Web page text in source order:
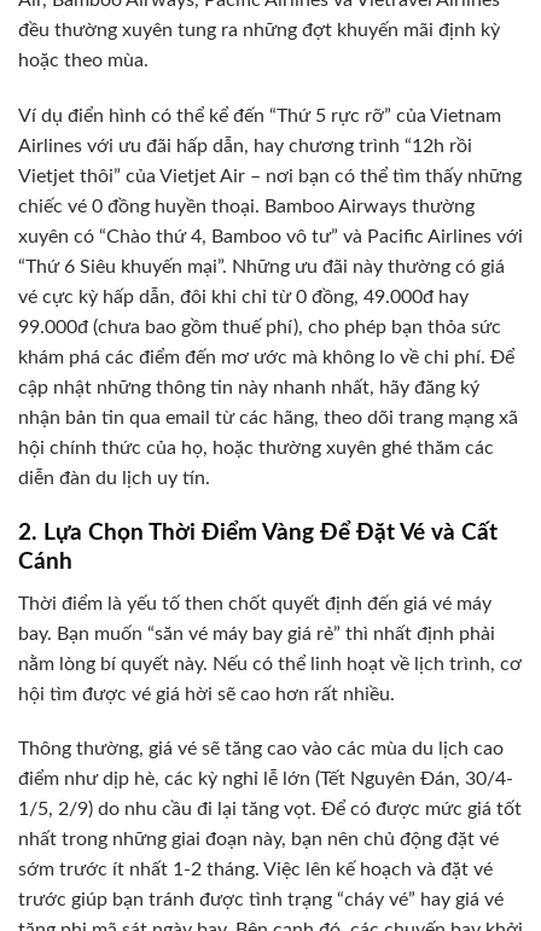
đều thường xuyên tung ra những đợt khuyến mãi định kỳ
hoặc theo mùa.
Ví dụ điển hình có thể kể đến “Thứ 5 rực rỡ” của Vietnam
Airlines với ưu đãi hấp dẫn, hay chương trình “12h rồi
Vietjet thôi” của Vietjet Air – nơi bạn có thể tìm thấy những
chiếc vé 0 đồng huyền thoại. Bamboo Airways thường
xuyên có “Chào thứ 4, Bamboo vô tư” và Pacific Airlines với
“Thứ 6 Siêu khuyến mại”. Những ưu đãi này thường có giá
vé cực kỳ hấp dẫn, đôi khi chỉ từ 0 đồng, 49.000đ hay
99.000đ (chưa bao gồm thuế phí), cho phép bạn thỏa sức
khám phá các điểm đến mơ ước mà không lo về chi phí. Để
cập nhật những thông tin này nhanh nhất, hãy đăng ký
nhận bản tin qua email từ các hãng, theo dõi trang mạng xã
hội chính thức của họ, hoặc thường xuyên ghé thăm các
diễn đàn du lịch uy tín.
2. Lựa Chọn Thời Điểm Vàng Để Đặt Vé và Cất
Cánh
Thời điểm là yếu tố then chốt quyết định đến giá vé máy
bay. Bạn muốn “săn vé máy bay giá rẻ” thì nhất định phải
nằm lòng bí quyết này. Nếu có thể linh hoạt về lịch trình, cơ
hội tìm được vé giá hời sẽ cao hơn rất nhiều.
Thông thường, giá vé sẽ tăng cao vào các mùa du lịch cao
điểm như dịp hè, các kỳ nghỉ lễ lớn (Tết Nguyên Đán, 30/4-
1/5, 2/9) do nhu cầu đi lại tăng vọt. Để có được mức giá tốt
nhất trong những giai đoạn này, bạn nên chủ động đặt vé
sớm trước ít nhất 1-2 tháng. Việc lên kế hoạch và đặt vé
trước giúp bạn tránh được tình trạng “cháy vé” hay giá vé